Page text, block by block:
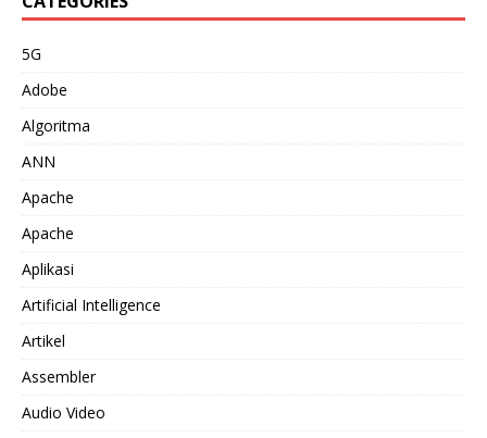
5G
Adobe
Algoritma
ANN
Apache
Apache
Aplikasi
Artificial Intelligence
Artikel
Assembler
Audio Video